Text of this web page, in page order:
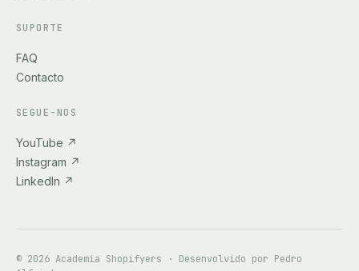
SUPORTE
FAQ
Contacto
SEGUE-NOS
YouTube ↗
Instagram ↗
LinkedIn ↗
© 2026 Academia Shopifyers · Desenvolvido por Pedro